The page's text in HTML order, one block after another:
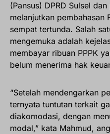
(Pansus) DPRD Sulsel
melanjutkan pembahasan
sempat tertunda. Salah
mengemuka adalah
membayar ribuan PPPK
belum menerima hak
“Setelah mendengarkan
ternyata tuntutan terkait
diakomodasi, dengan
modal,” kata Mahmud,